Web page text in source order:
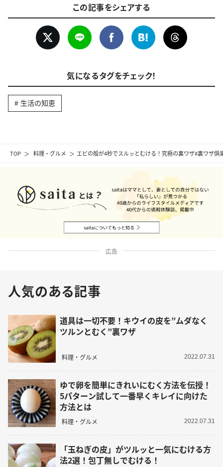
TOP 料理・グルメ エビの殻が4秒でスルッとむける！究極の裏ワザ#裏ワザ倶
この記事をシェアする
気になるタグをチェック！
生活の知恵
広告
人気のある記事
道具は一切不要！キウイの皮を”ムダなく
ツルンとむく”裏ワザ
料理・グルメ 2022.07.31
ゆで卵を簡単にきれいにむく方法を伝授！
5パターン試して一番早くキレイに向けた
方法とは
料理・グルメ 2022.07.31
「玉ねぎの皮」がツルッと一気にむける方
法2選！包丁無しでむける！